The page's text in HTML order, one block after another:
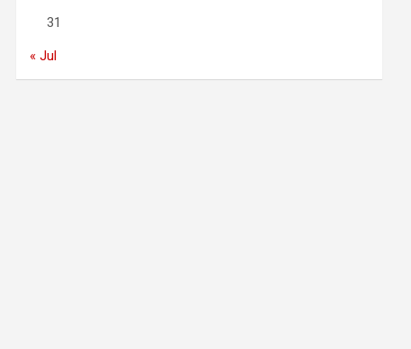
31
« Jul